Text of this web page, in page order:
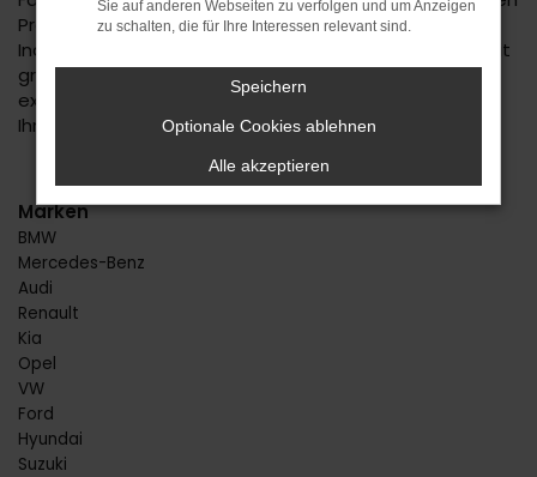
Preis freuen. Beim Autohaus Daub setzen wir auf
Individualität und beraten Sie immer persönlich und mit
größter Fachkompetenz. Wir stellen sicher, dass Sie
exakt den Suzuki Across Neuwagen erhalten, der zu
Ihnen und Stuttgart passt.
Marken
BMW
Mercedes-Benz
Audi
Renault
Kia
Opel
VW
Ford
Hyundai
Suzuki
Sie auf anderen Webseiten zu verfolgen und um Anzeigen
zu schalten, die für Ihre Interessen relevant sind.
Speichern
Optionale Cookies ablehnen
Alle akzeptieren